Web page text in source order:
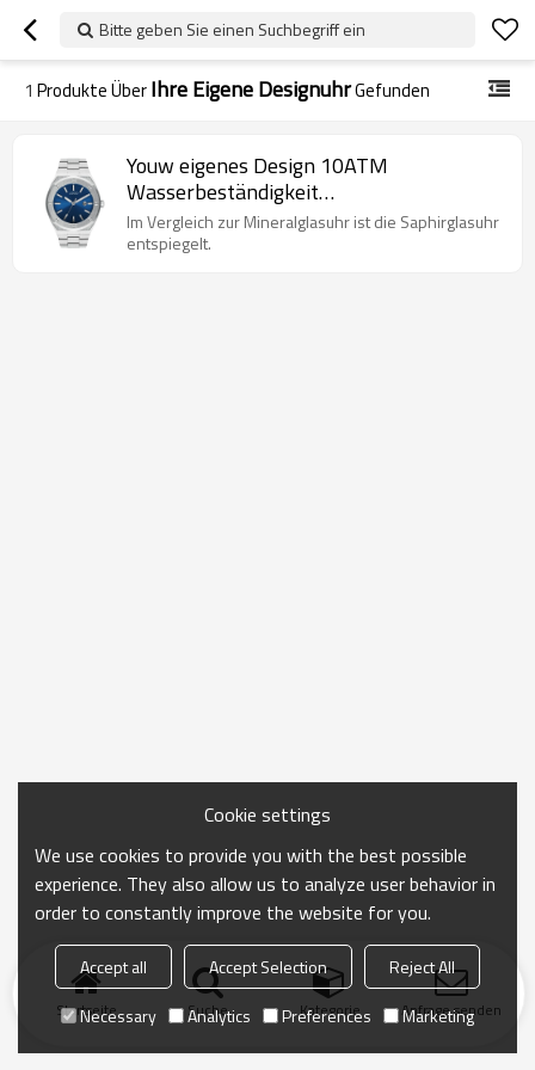
Bitte geben Sie einen Suchbegriff ein
1 Produkte ÜberIhre Eigene DesignuhrGefunden
Youw eigenes Design 10ATM
Wasserbeständigkeit
Saphirglasarmbanduhr
Im Vergleich zur Mineralglasuhr ist die Saphirglasuhr
entspiegelt.
Startseite Suche Kategorie Anfrage senden
Cookie settings
We use cookies to provide you with the best possible
experience. They also allow us to analyze user behavior in
order to constantly improve the website for you.
Accept all Accept Selection
Reject All
Necessary
Analytics Preferences Marketing